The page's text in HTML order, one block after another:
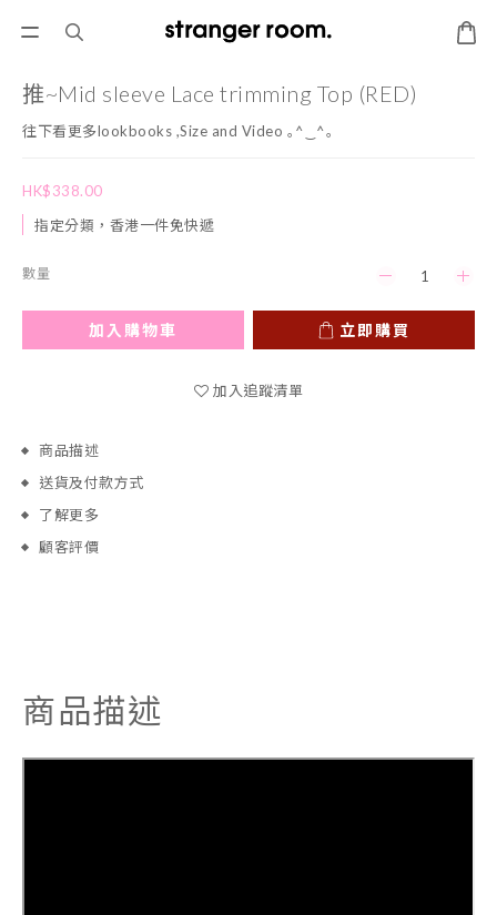
推~Mid sleeve Lace trimming Top (RED)
往下看更多lookbooks ,Size and Video ｡^‿^｡
HK$338.00
指定分類，香港一件免快遞
數量
加入購物車 立即購買
加入追蹤清單
商品描述
送貨及付款方式
了解更多
顧客評價
商品描述